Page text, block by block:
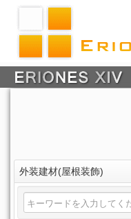
外装建材(屋根装飾)